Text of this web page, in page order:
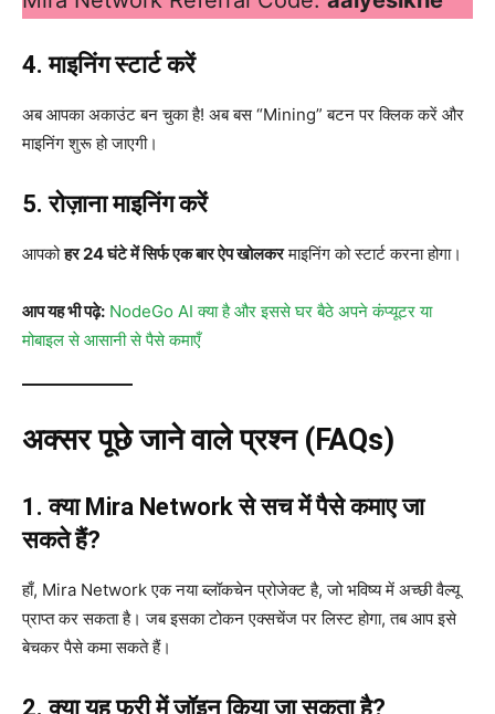
4. माइनिंग स्टार्ट करें
अब आपका अकाउंट बन चुका है! अब बस “Mining” बटन पर क्लिक करें और
माइनिंग शुरू हो जाएगी।
5. रोज़ाना माइनिंग करें
आपकोहर 24 घंटे में सिर्फ एक बार ऐप खोलकरमाइनिंग को स्टार्ट करना होगा।
आप यह भी पढ़े: NodeGo AI क्या है और इससे घर बैठे अपने कंप्यूटर या
मोबाइल से आसानी से पैसे कमाएँ
अक्सर पूछे जाने वाले प्रश्न (FAQs)
1. क्या Mira Network से सच में पैसे कमाए जा
सकते हैं?
हाँ, Mira Network एक नया ब्लॉकचेन प्रोजेक्ट है, जो भविष्य में अच्छी वैल्यू
प्राप्त कर सकता है। जब इसका टोकन एक्सचेंज पर लिस्ट होगा, तब आप इसे
बेचकर पैसे कमा सकते हैं।
2. क्या यह फ्री में जॉइन किया जा सकता है?